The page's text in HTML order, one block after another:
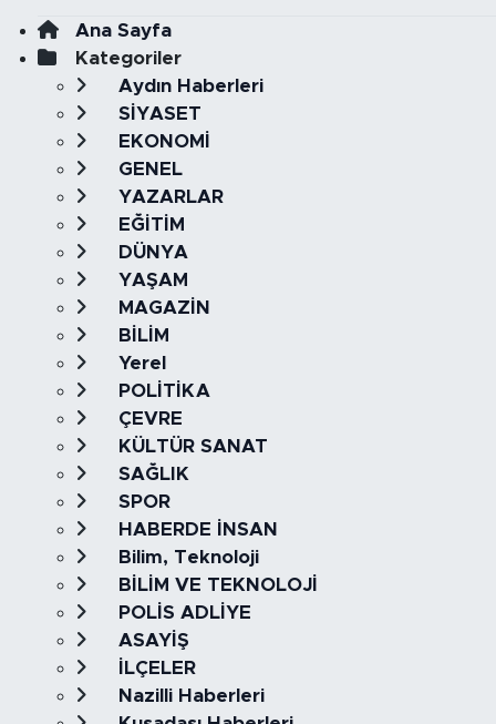
Ana Sayfa
Kategoriler
Aydın Haberleri
SİYASET
EKONOMİ
GENEL
YAZARLAR
EĞİTİM
DÜNYA
YAŞAM
MAGAZİN
BİLİM
Yerel
POLİTİKA
ÇEVRE
KÜLTÜR SANAT
SAĞLIK
SPOR
HABERDE İNSAN
Bilim, Teknoloji
BİLİM VE TEKNOLOJİ
POLİS ADLİYE
ASAYİŞ
İLÇELER
Nazilli Haberleri